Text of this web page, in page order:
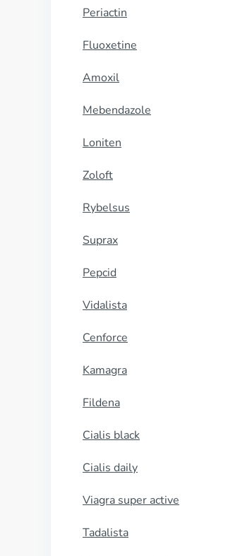
Periactin
Fluoxetine
Amoxil
Mebendazole
Loniten
Zoloft
Rybelsus
Suprax
Pepcid
Vidalista
Cenforce
Kamagra
Fildena
Cialis black
Cialis daily
Viagra super active
Tadalista